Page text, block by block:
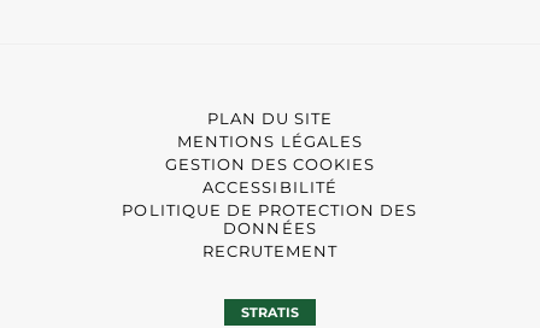
PLAN DU SITE
MENTIONS LÉGALES
GESTION DES COOKIES
ACCESSIBILITÉ
POLITIQUE DE PROTECTION DES
DONNÉES
RECRUTEMENT
STRATIS